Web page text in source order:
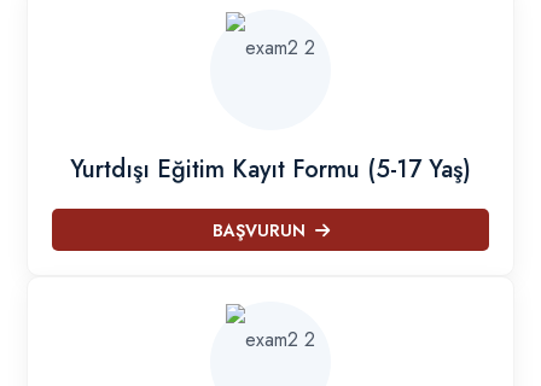
Yurtdışı Eğitim Kayıt Formu (5-17 Yaş)
BAŞVURUN